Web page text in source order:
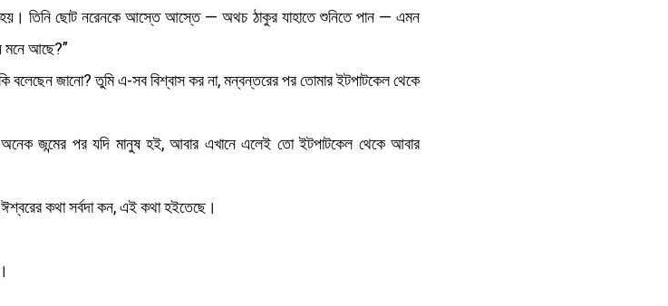
হয়। তিনি ছোট নরেনকে আস্তে আস্তে — অথচ ঠাকুর যাহাতে শুনিতে পান — এমন
মনে আছে?”
বলেছেন জানো? তুমি এ-সব বিশ্বাস কর না, মন্বন্তরের পর তোমার ইটপাটকেল থেকে
জন্মের পর যদি মানুষ হই, আবার এখানে এলেই তো ইটপাটকেল থেকে আবার
কথা সর্বদা কন, এই কথা হইতেছে।